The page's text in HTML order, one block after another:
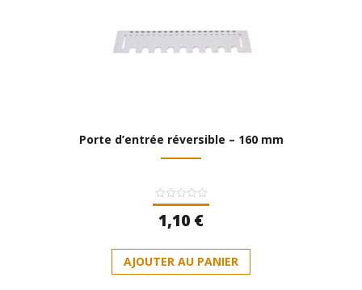
Porte d’entrée réversible – 160 mm
Note
0
sur
1,10 €
AJOUTER AU PANIER